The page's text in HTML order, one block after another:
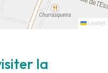
Leaflet
la